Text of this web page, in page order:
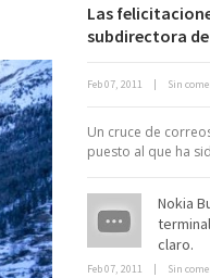
Las
subdirectora de
Feb 07, 2011 | Sin
Un cruce de
puesto al que ha
Nokia
claro.
Feb 07, 2011 | Sin